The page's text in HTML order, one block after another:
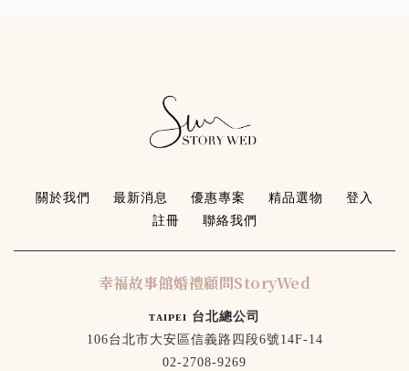
關於我們 最新消息 優惠專案 精品選物
登入
註冊
聯絡我們
幸福故事館婚禮顧問StoryWed
ᴛᴀɪᴘᴇɪ 台北總公司
106台北市大安區信義路四段6號14F-14
02-2708-9269